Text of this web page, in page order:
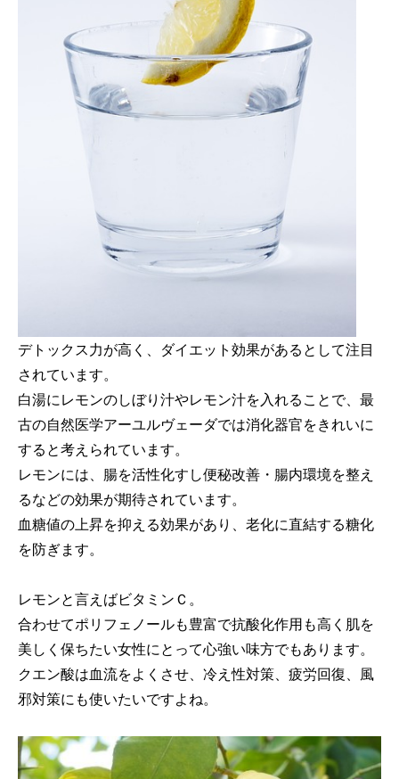
デトックス力が高く、ダイエット効果があるとして注目
されています。
白湯にレモンのしぼり汁やレモン汁を入れることで、最
古の自然医学アーユルヴェーダでは消化器官をきれいに
すると考えられています。
レモンには、腸を活性化すし便秘改善・腸内環境を整え
るなどの効果が期待されています。
血糖値の上昇を抑える効果があり、老化に直結する糖化
を防ぎます。
レモンと言えばビタミンＣ。
合わせてポリフェノールも豊富で抗酸化作用も高く肌を
美しく保ちたい女性にとって心強い味方でもあります。
クエン酸は血流をよくさせ、冷え性対策、疲労回復、風
邪対策にも使いたいですよね。